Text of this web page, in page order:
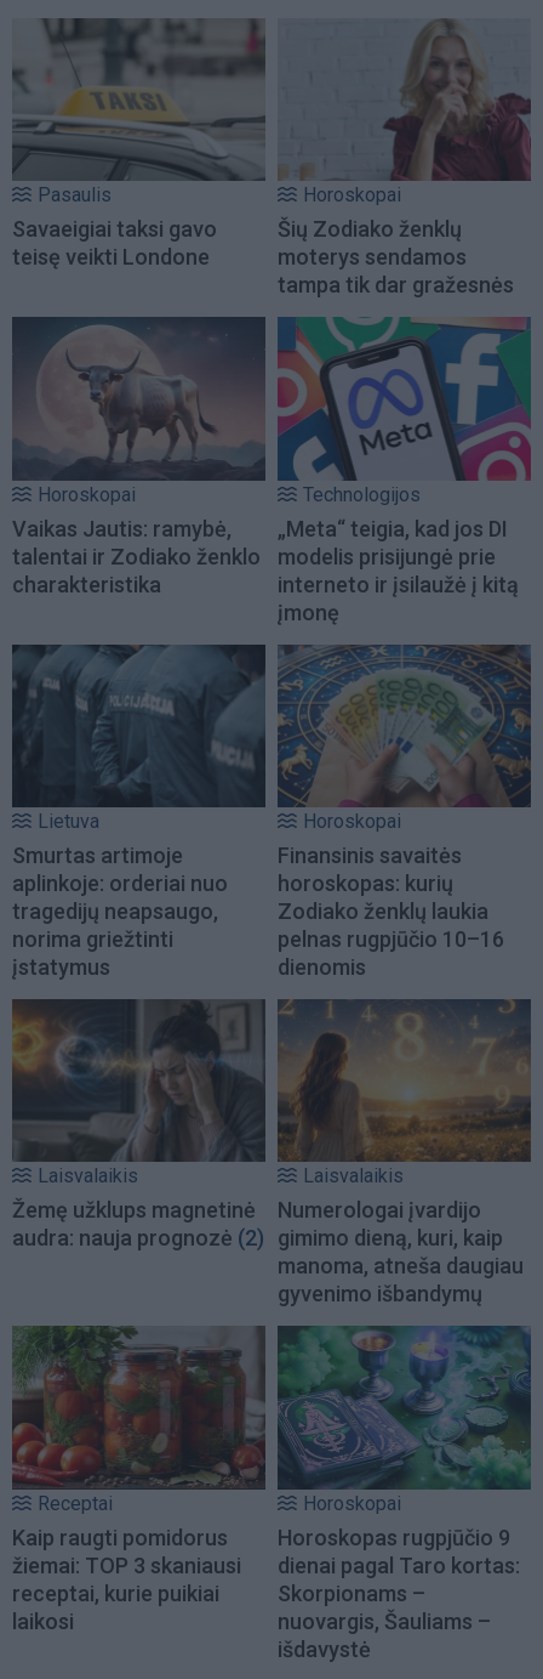
Pasaulis
Savaeigiai taksi gavo
teisę veikti Londone
Horoskopai
Šių Zodiako ženklų
moterys sendamos
tampa tik dar gražesnės
Horoskopai
Vaikas Jautis: ramybė,
talentai ir Zodiako ženklo
charakteristika
Technologijos
„Meta“ teigia, kad jos DI
modelis prisijungė prie
interneto ir įsilaužė į kitą
įmonę
Lietuva
Smurtas artimoje
aplinkoje: orderiai nuo
tragedijų neapsaugo,
norima griežtinti
įstatymus
Horoskopai
Finansinis savaitės
horoskopas: kurių
Zodiako ženklų laukia
pelnas rugpjūčio 10–16
dienomis
Laisvalaikis
Žemę užklups magnetinė
audra: nauja prognozė (2)
Laisvalaikis
Numerologai įvardijo
gimimo dieną, kuri, kaip
manoma, atneša daugiau
gyvenimo išbandymų
Receptai
Kaip raugti pomidorus
žiemai: TOP 3 skaniausi
receptai, kurie puikiai
laikosi
Horoskopai
Horoskopas rugpjūčio 9
dienai pagal Taro kortas:
Skorpionams –
nuovargis, Šauliams –
išdavystė